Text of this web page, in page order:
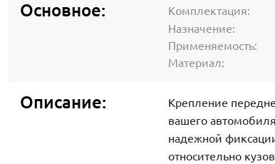
Основное: Комплектация:
Назначение:
Применяемость:
Материал:
Описание:
Крепление
вашего
надежной
относительно